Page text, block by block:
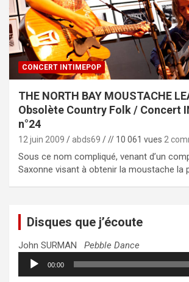
CONCERT INTIMEPOP
THE NORTH BAY MOUSTACHE
Obsolète Country Folk / Concert
n°24
12 juin 2009 abds69 // 10 061 vues 2
Sous ce nom compliqué, venant d’un
Saxonne visant à obtenir la moustache la
Disques que j’écoute
John SURMAN Pebble Dance
Lecteur
audio
00:00